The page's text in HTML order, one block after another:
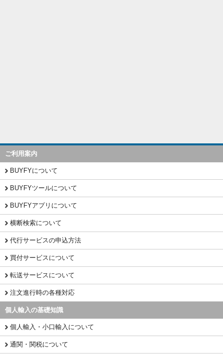
ご利用案内
BUYFYについて
BUYFYツールについて
BUYFYアプリについて
横断検索について
代行サービスの申込方法
買付サービスについて
転送サービスについて
注文進行時の各種対応
個人輸入の基礎知識
個人輸入・小口輸入について
通関・関税について